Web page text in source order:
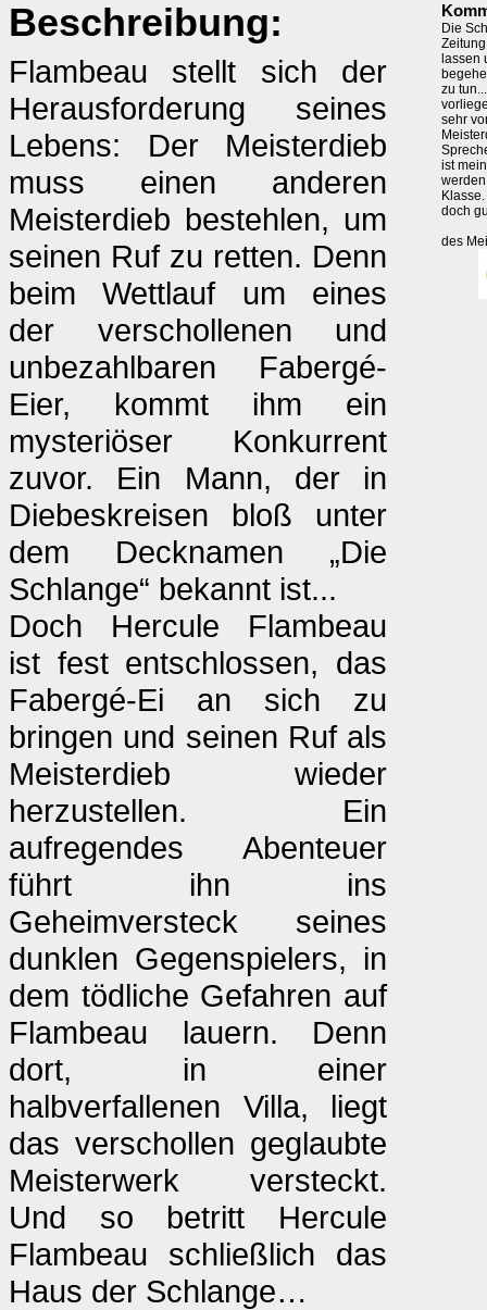
Beschreibung:
Flambeau stellt sich der
Herausforderung seines
Lebens: Der Meisterdieb
muss einen anderen
Meisterdieb bestehlen, um
seinen Ruf zu retten. Denn
beim Wettlauf um eines
der verschollenen und
unbezahlbaren Fabergé-
Eier, kommt ihm ein
mysteriöser Konkurrent
zuvor. Ein Mann, der in
Diebeskreisen bloß unter
dem Decknamen „Die
Schlange“ bekannt ist...
Doch Hercule Flambeau
ist fest entschlossen, das
Fabergé-Ei an sich zu
bringen und seinen Ruf als
Meisterdieb wieder
herzustellen. Ein
aufregendes Abenteuer
führt ihn ins
Geheimversteck seines
dunklen Gegenspielers, in
dem tödliche Gefahren auf
Flambeau lauern. Denn
dort, in einer
halbverfallenen Villa, liegt
das verschollen geglaubte
Meisterwerk versteckt.
Und so betritt Hercule
Flambeau schließlich das
Haus der Schlange…
Die
lassen
zu
sehr
ist
doch
des